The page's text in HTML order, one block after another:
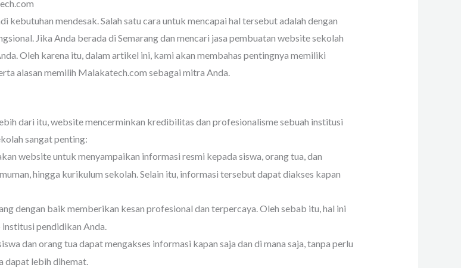
mendesak. Salah satu cara untuk mencapai hal tersebut adalah dengan
Jika Anda berada di Semarang dan mencari jasa pembuatan website sekolah
Oleh karena itu, dalam artikel ini, kami akan membahas pentingnya memiliki
alasan memilih Malakatech.com sebagai mitra Anda.
dari itu, website mencerminkan kredibilitas dan profesionalisme sebuah institusi
sangat penting:
website untuk menyampaikan informasi resmi kepada siswa, orang tua, dan
hingga kurikulum sekolah. Selain itu, informasi tersebut dapat diakses kapan
dengan baik memberikan kesan profesional dan terpercaya. Oleh sebab itu, hal ini
pendidikan Anda.
dan orang tua dapat mengakses informasi kapan saja dan di mana saja, tanpa perlu
dapat lebih dihemat.